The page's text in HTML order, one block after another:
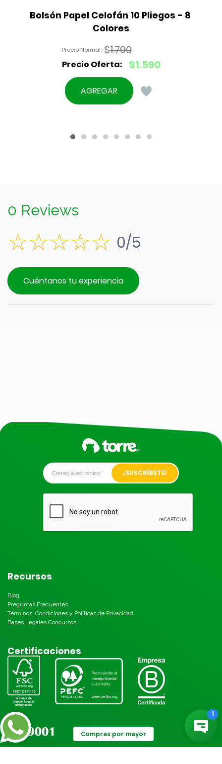
Bolsón Papel Celofán 10 Pliegos - 8
Colores
$1.790
El
precio
original
$1.590
El
precio
actual
AGREGAR
0 Reviews
0/5
Cuéntanos tu experiencia
Alternative:
Recursos
Blog
Preguntas Frecuentes
Términos, Condiciones y Políticas de Privacidad
Bases Legales Concursos
Certificaciones
Compras por mayor